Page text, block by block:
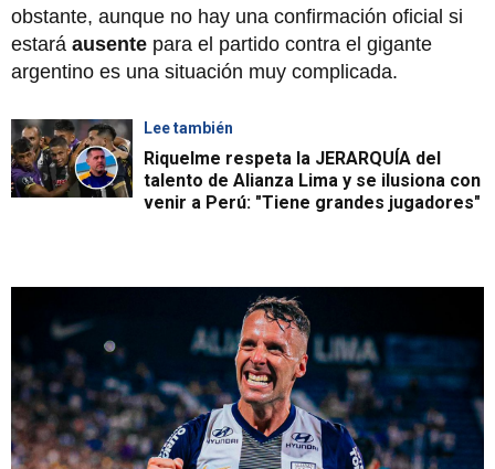
obstante, aunque no hay una confirmación oficial si
estará ausente para el partido contra el gigante
argentino es una situación muy complicada.
Lee también
Riquelme respeta la JERARQUÍA del
talento de Alianza Lima y se ilusiona con
venir a Perú: "Tiene grandes jugadores"